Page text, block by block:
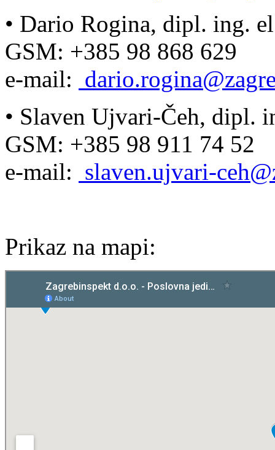
• Dario Rogina, dipl. ing.
GSM: +385 98 868 629
e-mail:
• Slaven Ujvari-Čeh, dipl.
GSM: +385 98 911 74 52
e-mail: slaven.ujvari-
Prikaz na mapi: